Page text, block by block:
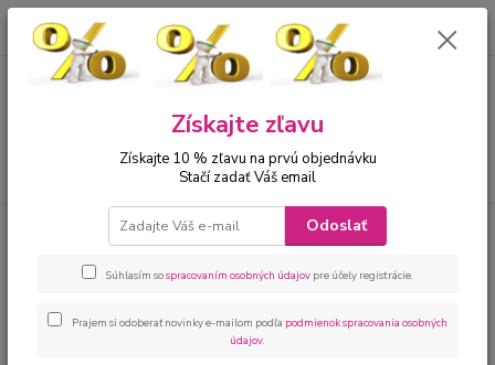
00421 905 612848 za0 €
Kojenecké oblečenie sety
Kojenecká 3 - dielna súprava
body s dlhým rukávom, tepláčiky a chlpatá bunda
Kojenecká 3 - dielna súprava
body s dlhým rukávom, tepláčiky
Získajte zľavu
Získajte 10 % zľavu na prvú objednávku
Stačí zadať Váš email
Odoslať
Súhlasím sospracovaním osobných údajov pre účely registrácie.
Prajem si odoberať novinky e-mailom podľa podmienok spracovania osobných
údajov.